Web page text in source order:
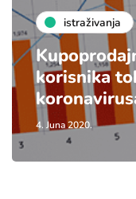
istraživanja
korisnika
4. Juna 2020.